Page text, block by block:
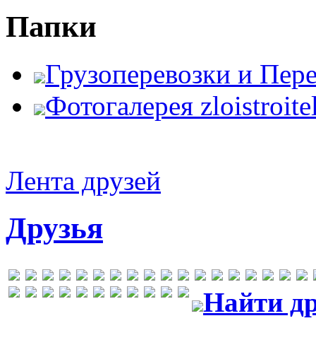
Папки
Грузоперевозки и
Фотогалерея
Лента друзей
Друзья
Найти